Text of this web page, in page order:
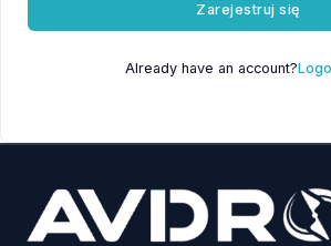
Zarejestruj się
Already have an account?